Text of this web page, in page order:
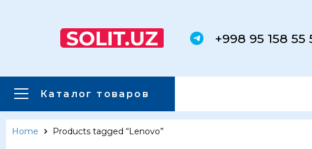
+998 95 158 55
Каталог товаров
Home Products tagged “Lenovo”